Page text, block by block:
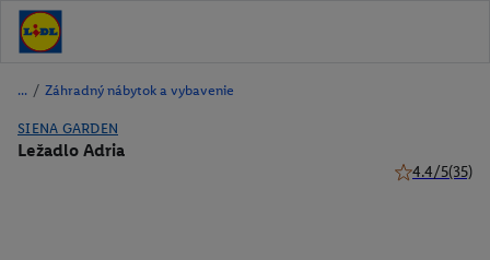
/ Záhradný nábytok a vybavenie
SIENA GARDEN
Ležadlo Adria
4.4/5(35)